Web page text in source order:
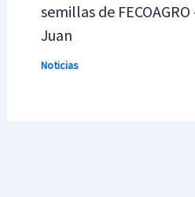
semillas de
Juan
Noticias